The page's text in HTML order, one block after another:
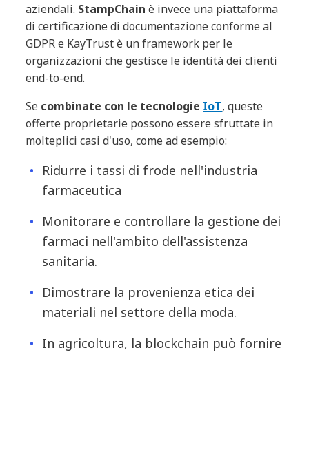
aziendali. StampChain è invece una piattaforma
di certificazione di documentazione conforme al
GDPR e KayTrust è un framework per le
organizzazioni che gestisce le identità dei clienti
end-to-end.
Se combinate con le tecnologie IoT, queste
offerte proprietarie possono essere sfruttate in
molteplici casi d'uso, come ad esempio:
Ridurre i tassi di frode nell'industria
farmaceutica
Monitorare e controllare la gestione dei
farmaci nell'ambito dell'assistenza
sanitaria.
Dimostrare la provenienza etica dei
materiali nel settore della moda.
In agricoltura, la blockchain può fornire